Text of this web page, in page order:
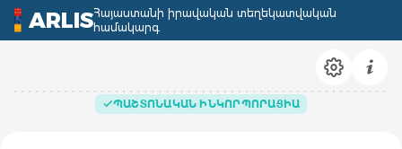
ARLISՀայաստանի իրավական տեղեկատվական
համակարգ
ՊԱՇՏՈՆԱԿԱՆ ԻՆԿՈՐՊՈՐԱՑԻԱ